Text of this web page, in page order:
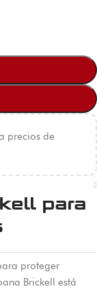
precios de
para
proteger
Brickell está